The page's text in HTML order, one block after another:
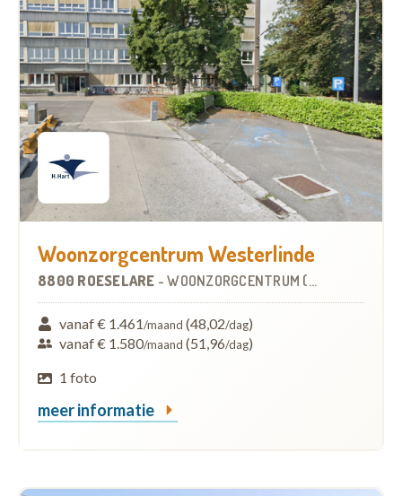
Woonzorgcentrum Westerlinde
8800 ROESELARE -WOONZORGCENTRUM (WZC)
vanaf € 1.461/maand (48,02/dag)
vanaf € 1.580/maand (51,96/dag)
1 foto
meer informatie